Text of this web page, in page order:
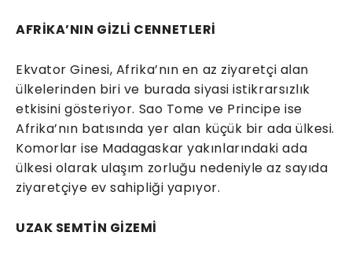
AFRİKA’NIN GİZLİ CENNETLERİ
Ekvator Ginesi, Afrika’nın en az ziyaretçi alan
ülkelerinden biri ve burada siyasi istikrarsızlık
etkisini gösteriyor. Sao Tome ve Principe ise
Afrika’nın batısında yer alan küçük bir ada ülkesi.
Komorlar ise Madagaskar yakınlarındaki ada
ülkesi olarak ulaşım zorluğu nedeniyle az sayıda
ziyaretçiye ev sahipliği yapıyor.
UZAK SEMTİN GİZEMİ